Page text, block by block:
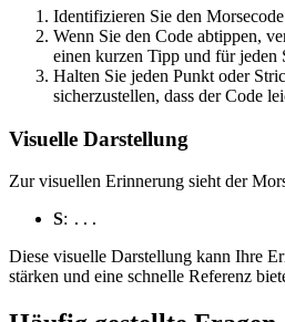
Identifizieren Sie den
Wenn Sie den Code abtippen,
einen kurzen Tipp und für jeden
Halten Sie jeden Punkt oder
sicherzustellen, dass der Code
Visuelle Darstellung
Zur visuellen Erinnerung sieht der
S: ...
Diese visuelle Darstellung kann Ihre
stärken und eine schnelle Referenz